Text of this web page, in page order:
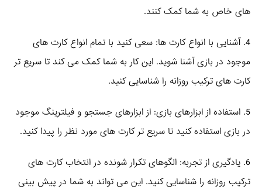
های خاص به شما کمک کنند.
4. آشنایی با انواع کارت‌ ها: سعی کنید با تمام انواع کارت‌ های
موجود در بازی آشنا شوید. این کار به شما کمک می‌ کند تا سریع‌ تر
کارت‌ های ترکیب روزانه را شناسایی کنید.
5. استفاده از ابزارهای بازی: از ابزارهای جستجو و فیلترینگ موجود
در بازی استفاده کنید تا سریع‌ تر کارت‌ های مورد نظر را پیدا کنید.
6. یادگیری از تجربه: الگوهای تکرار شونده در انتخاب کارت‌ های
ترکیب روزانه را شناسایی کنید. این می‌ تواند به شما در پیش‌ بینی